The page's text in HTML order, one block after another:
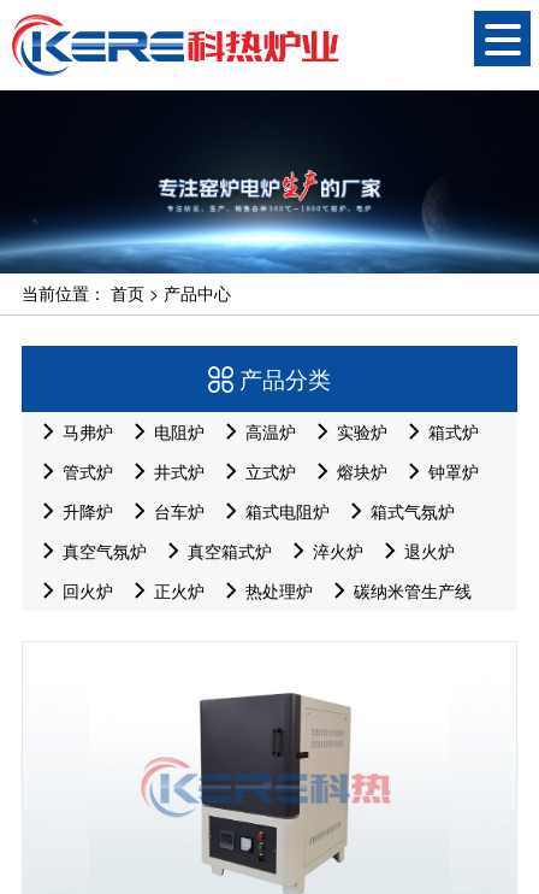
当前位置： 首页> 产品中心
产品分类
马弗炉 电阻炉 高温炉 实验炉
箱式炉
管式炉
井式炉 立式炉 熔块炉
钟罩炉
升降炉
台车炉 箱式电阻炉
箱式气氛炉
真空气氛炉
真空箱式炉 淬火炉
退火炉
回火炉
正火炉 热处理炉 碳纳米管生产线